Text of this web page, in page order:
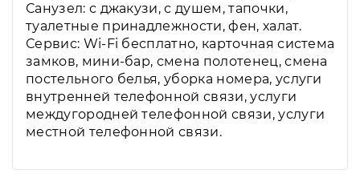
Санузел: с джакузи, с душем, тапочки,
туалетные принадлежности, фен, халат.
Сервис: Wi-Fi бесплатно, карточная система
замков, мини-бар, смена полотенец, смена
постельного белья, уборка номера, услуги
внутренней телефонной связи, услуги
междугородней телефонной связи, услуги
местной телефонной связи.